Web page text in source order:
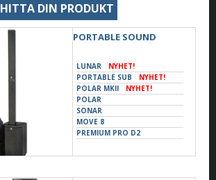
HITTA DIN PRODUKT
PORTABLE SOUND
LUNAR
NYHET!
PORTABLE SUB
NYHET!
POLAR MKII
NYHET!
POLAR
SONAR
MOVE 8
PREMIUM PRO D2